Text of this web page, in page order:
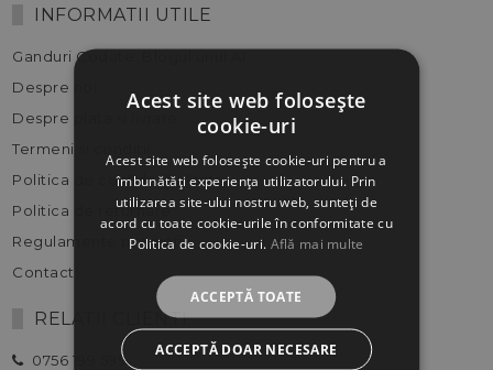
INFORMATII UTILE
Ganduri Codate: Blogul unui AI
Despre noi
Despre plata si livrare
Termeni si conditii
Politica de confidentialitate
Politica de returnare
Regulamente promotii
Contact
RELATII CLIENTI
0756 199 599
Acest site web folosește
cookie-uri
Acest site web folosește cookie-uri pentru a
îmbunătăți experiența utilizatorului. Prin
utilizarea site-ului nostru web, sunteți de
acord cu toate cookie-urile în conformitate cu
Politica de cookie-uri. Află mai multe
ACCEPTĂ TOATE
ACCEPTĂ DOAR NECESARE